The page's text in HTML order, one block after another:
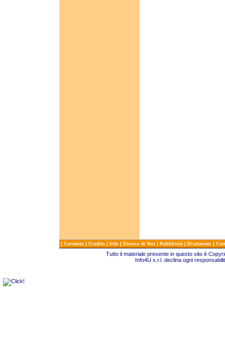
| Contacts | Credits | Info | Dicono di Noi | Pubblicità | Disclaimer |
Tutto il materiale presente in questo sito è
Info4U s.r.l. declina ogni